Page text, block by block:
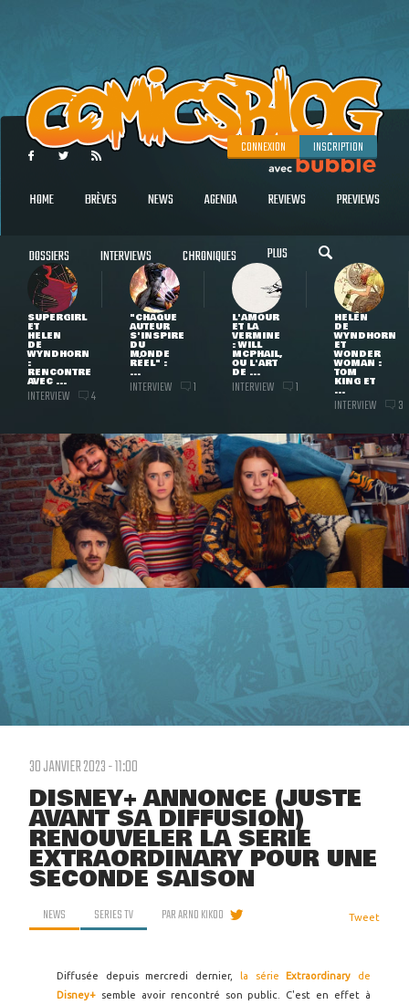
CONNEXION INSCRIPTION
HOME BRÈVES NEWS AGENDA REVIEWS PREVIEWS
DOSSIERS INTERVIEWS CHRONIQUES PLUS
SUPERGIRL
ET
HELEN
DE
WYNDHORN
:
RENCONTRE
AVEC ...
INTERVIEW 4
"CHAQUE
AUTEUR
S'INSPIRE
DU
MONDE
RÉEL" :
...
INTERVIEW 1
L'AMOUR
ET LA
VERMINE
: WILL
MCPHAIL,
OU L'ART
DE ...
INTERVIEW 1
HELEN
DE
WYNDHORN
ET
WONDER
WOMAN :
TOM
KING ET
...
INTERVIEW 3
30 JANVIER 2023 - 11:00
DISNEY+ ANNONCE (JUSTE
AVANT SA DIFFUSION)
RENOUVELER LA SÉRIE
EXTRAORDINARY POUR UNE
SECONDE SAISON
NEWS SERIES TV PARARNO KIKOO Tweet
Diffusée depuis mercredi dernier, la série Extraordinary de
Disney+ semble avoir rencontré son public. C'est en effet à